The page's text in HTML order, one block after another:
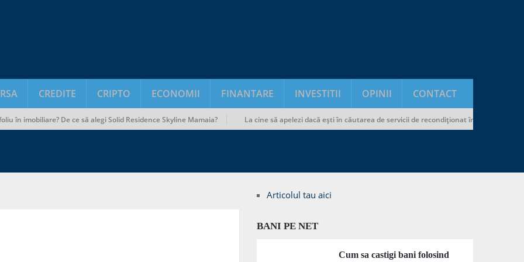
CREDITE CRIPTO ECONOMII FINANTARE INVESTITII OPINII CONTACT
imobiliare? De ce să alegi Solid Residence Skyline Mamaia? La cine să apelezi dacă ești în căutarea de servicii de recondiționat încălțăminte și genți
Articolul tau aici
BANI PE NET
Cum sa castigi bani folosind